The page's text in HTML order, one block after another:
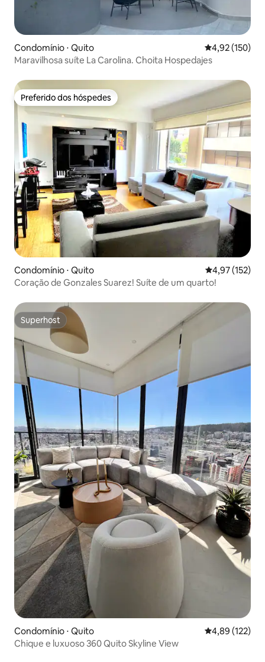
Condomínio ⋅ Quito 4,92 de uma
4,92 (150)
Maravilhosa suíte La Carolina. Choita Hospedajes
Preferido dos hóspedes
Preferido dos hóspedes
Condomínio ⋅ Quito 4,97 de uma
4,97 (152)
Coração de Gonzales Suarez! Suíte de um quarto!
Superhost
Superhost
Condomínio ⋅ Quito 4,89 de uma
4,89 (122)
Chique e luxuoso 360 Quito Skyline View